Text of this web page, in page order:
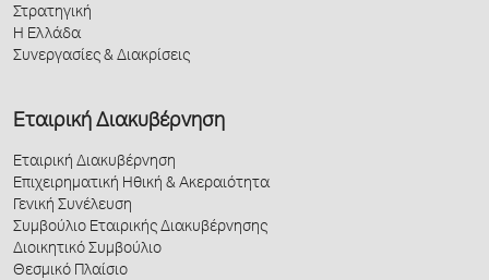
Στρατηγική
Η Ελλάδα
Συνεργασίες & Διακρίσεις
Εταιρική Διακυβέρνηση
Εταιρική Διακυβέρνηση
Επιχειρηματική Ηθική & Ακεραιότητα
Γενική Συνέλευση
Συμβούλιο Εταιρικής Διακυβέρνησης
Διοικητικό Συμβούλιο
Θεσμικό Πλαίσιο